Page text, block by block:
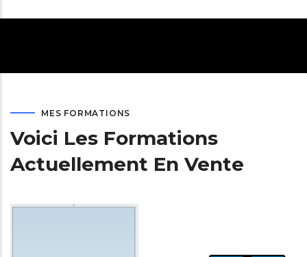
MES FORMATIONS
Voici Les Formations
Actuellement En Vente